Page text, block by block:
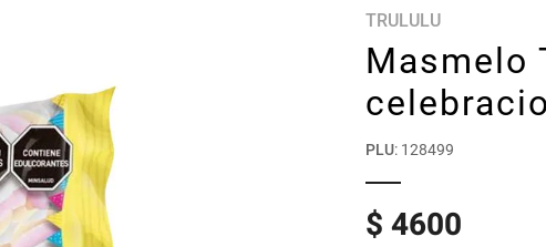
TRULULU
Masmelo
PLU: 128499
$4600